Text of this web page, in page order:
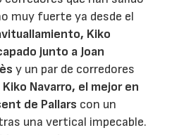
muy fuerte ya desde el
Kiko
junto a Joan
y un par de corredores
Navarro, el mejor en
de Pallars con un
una vertical impecable.